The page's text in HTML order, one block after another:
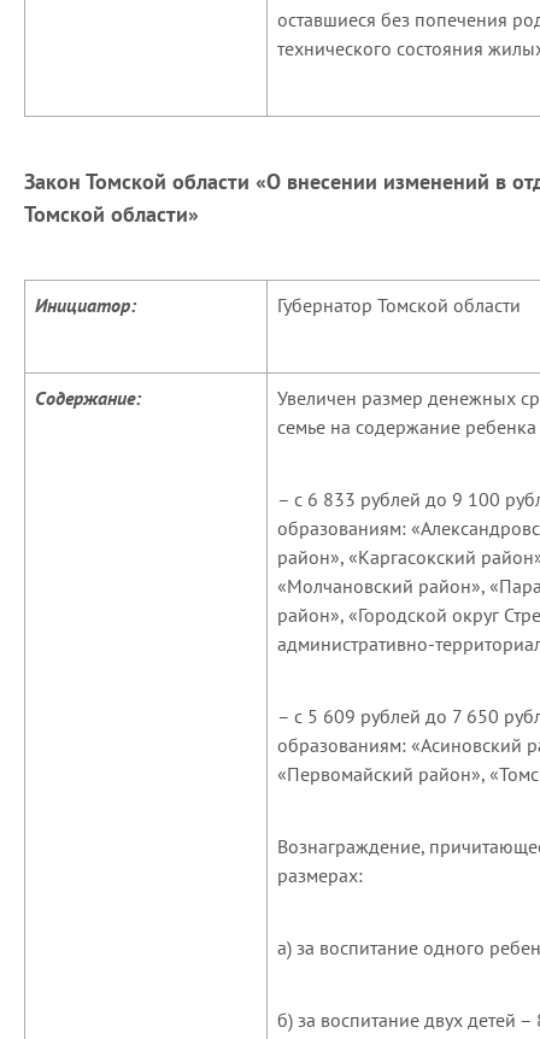
оставшиеся без попечения
технического состояния
Закон Томской области «О внесении изменений в
Томской области»
Инициатор: Губернатор Томской области
Содержание:
Увеличен размер денежных
семье на содержание
– с 6 833 рублей до 9 100
образованиям:
район», «Каргасокский
«Молчановский район»,
район», «Городской округ
административно-
– с 5 609 рублей до 7 650
образованиям: «Асиновский
«Первомайский район»,
Вознаграждение,
размерах:
а) за воспитание одного
б) за воспитание двух детей